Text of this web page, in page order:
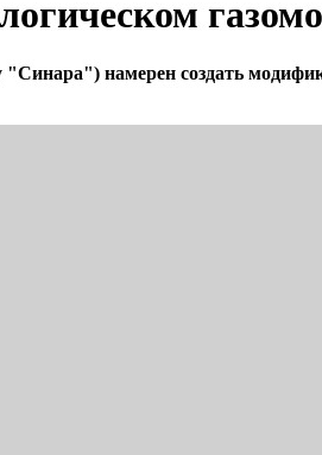
намерен создать